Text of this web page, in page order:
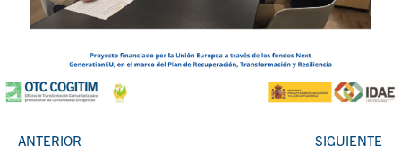
ANTERIOR SIGUIENTE